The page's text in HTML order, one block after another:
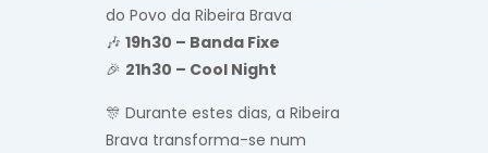
do Povo da Ribeira Brava
🎶 19h30 – Banda Fixe
🎉 21h30 – Cool Night
🎊 Durante estes dias, a Ribeira
Brava transforma-se num